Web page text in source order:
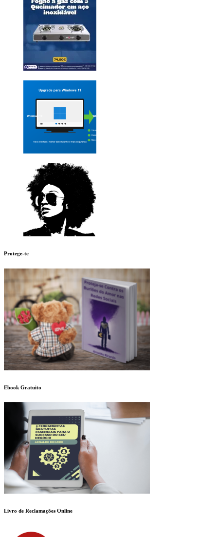
Protege-te
Ebook Gratuito
Livro de Reclamações Online